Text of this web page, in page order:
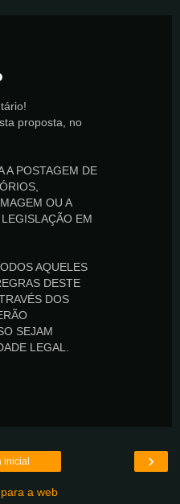
proposta, no
A POSTAGEM DE
OU A
EM
AQUELES
DESTE
DOS
SEJAM
LEGAL.
›
inicial
a web